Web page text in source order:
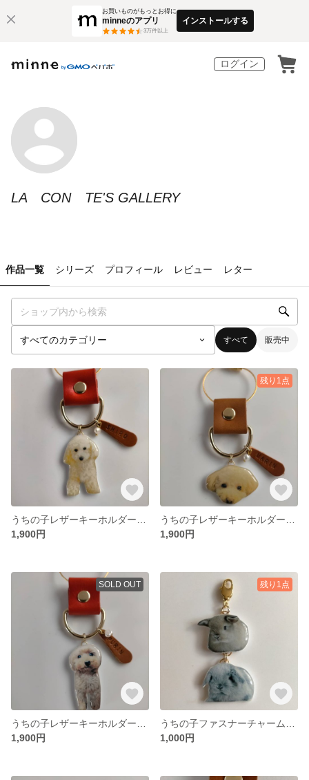
お買いものがもっとお得に
minneのアプリ
3万件以上
インストールする
ログイン
LA CON TE'S GALLERY
作品一覧 シリーズ プロフィール レビュー レター
すべて 販売中
1,900円
残り1点
1,900円
SOLD OUT
1,900円
残り1点
1,000円